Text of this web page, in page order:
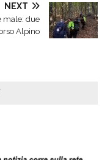
NEXT
male: due
Alpino